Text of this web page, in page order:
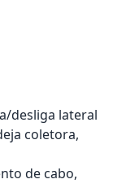
desliga lateral
coletora,
de cabo,